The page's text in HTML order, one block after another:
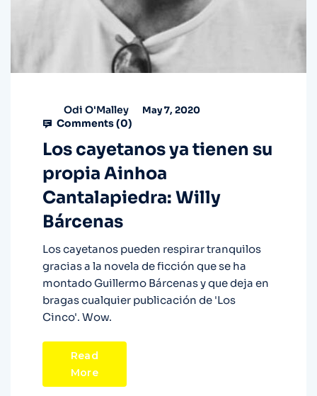
Odi O'Malley May 7, 2020
Comments (0)
Los cayetanos ya tienen su
propia Ainhoa
Cantalapiedra: Willy
Bárcenas
Los cayetanos pueden respirar tranquilos
gracias a la novela de ficción que se ha
montado Guillermo Bárcenas y que deja en
bragas cualquier publicación de 'Los
Cinco'. Wow.
Read
More